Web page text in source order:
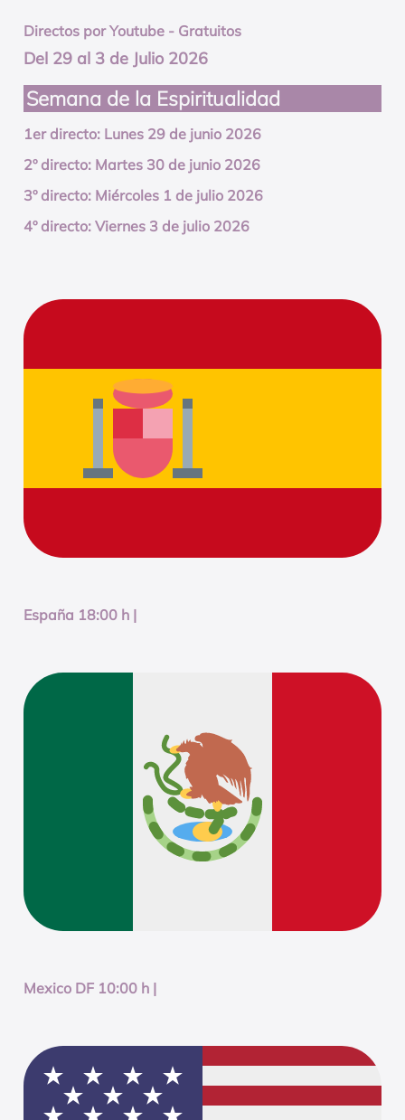
Directos por Youtube - Gratuitos
Del 29 al 3 de Julio 2026
Semana de la Espiritualidad
1er directo: Lunes 29 de junio 2026
2º directo: Martes 30 de junio 2026
3º directo: Miércoles 1 de julio 2026
4º directo: Viernes 3 de julio 2026
España 18:00 h |
Mexico DF 10:00 h |